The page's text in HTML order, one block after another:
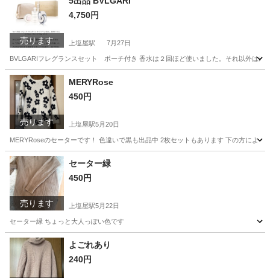
売ります
4,750円
上塩屋駅 7月27日
BVLGARIフレグランスセット ポーチ付き 香水は２回ほど使いました。それ以外は未
鹿児島 鹿児島市
売ります
MERYRose
450円
上塩屋駅5月20日
MERYRoseのセーターです！ 色違いで黒も出品中 2枚セットもあります 下の方によく
鹿児島 鹿児島市 上塩屋駅
売ります
セーター緑
450円
上塩屋駅5月22日
セーター緑 ちょっと大人っぽい色です
鹿児島 鹿児島市 上塩屋駅
よごれあり
240円